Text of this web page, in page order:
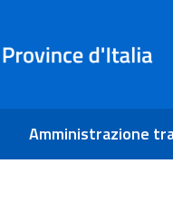
Amministrazione